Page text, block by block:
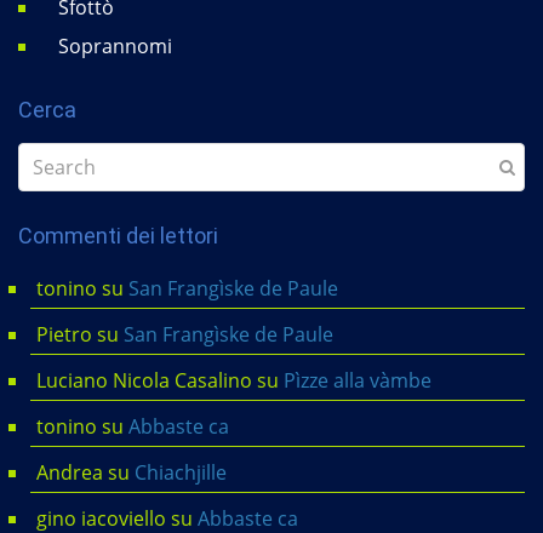
Sfottò
Soprannomi
Cerca
Commenti dei lettori
tonino su San Frangìske de Paule
Pietro su San Frangìske de Paule
Luciano Nicola Casalino su Pìzze alla vàmbe
tonino su Abbaste ca
Andrea su Chiachjille
gino iacoviello su Abbaste ca